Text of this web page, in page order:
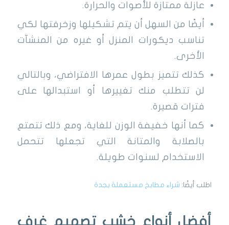
عازلة ممتازة للأصوات والحرارة.
أيضًا من السهل أن يتم تشكيلها وزخرفتها لكي
تناسب ديكورات المنزل أو غيره من المنشآت
الأخرى.
كذلك تتميز بطول عمرها الافتراضي، وبالتالي
لن تتطلب منك تغييرها أو استبدالها على
فترات قصيرة.
كما أنها خفيفة الوزن للغاية، ومع ذلك تتمتع
بالصلابة والمتانة التي تجعلها تتحمل
الاستخدام لسنوات طويلة.
اطلب أيضًا: شراء مطابخ مستعملة بجدة
أفضل أنواع خشب تصميم غرف